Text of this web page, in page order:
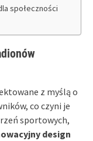
społeczności
z myślą o
co czyni je
sportowych,
design